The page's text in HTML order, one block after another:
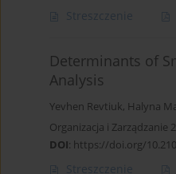
Streszczenie
Determinants of
Analysis
Yevhen Revtiuk, Halyna
Organizacja i Zarządzanie
DOI: https://doi.org/
Streszczenie